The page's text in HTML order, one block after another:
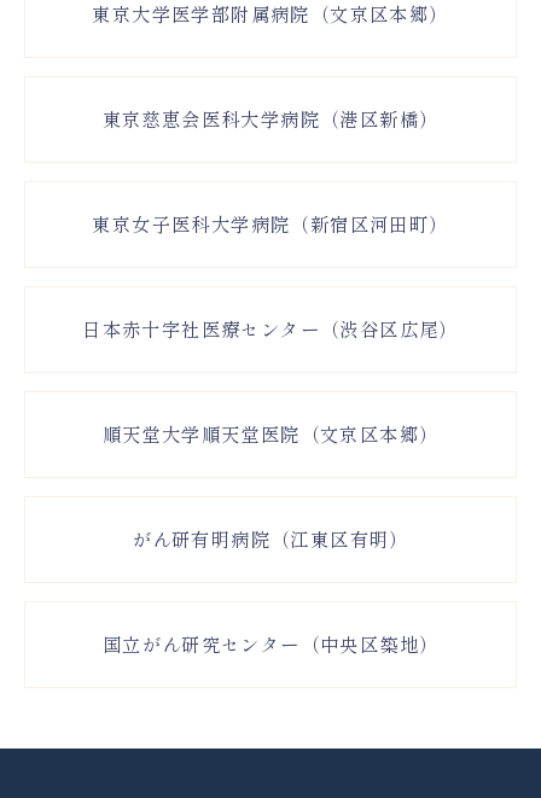
東京大学医学部附属病院（文京区本郷）
東京慈恵会医科大学病院（港区新橋）
東京女子医科大学病院（新宿区河田町）
日本赤十字社医療センター（渋谷区広尾）
順天堂大学順天堂医院（文京区本郷）
がん研有明病院（江東区有明）
国立がん研究センター（中央区築地）